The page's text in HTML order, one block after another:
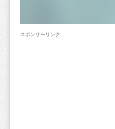
スポンサーリンク